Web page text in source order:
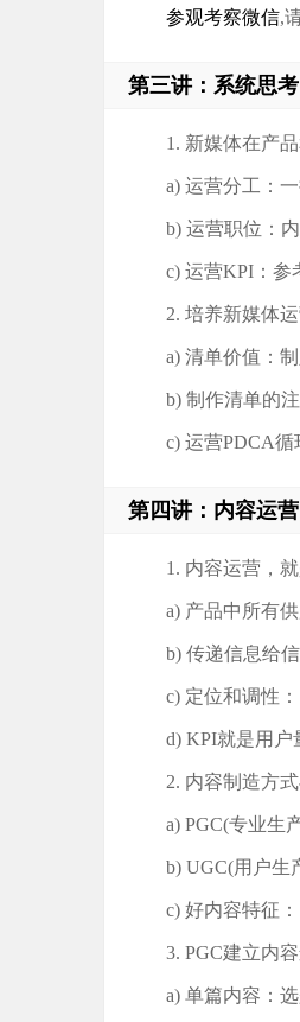
参观考察微信,
第三讲：系统思
1. 新媒体在产
a) 运营分工：
b) 运营职位：
c) 运营KPI：参
2. 培养新媒体
a) 清单价值：
b) 制作清单的
c) 运营PDCA循
第四讲：内容运营
1. 内容运营，
a) 产品中所有
b) 传递信息给
c) 定位和调性
d) KPI就是用户
2. 内容制造方
a) PGC(专业生
b) UGC(用户生
c) 好内容特征
3. PGC建立内
a) 单篇内容：